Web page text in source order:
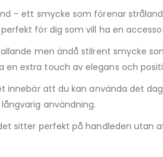
– ett smycke som förenar
för dig som vill ha en
men ändå stilrent smycke
extra touch av elegans och
innebär att du kan använda det
användning.
sitter perfekt på handleden